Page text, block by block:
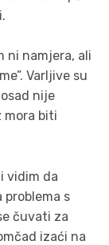
ni namjera, ali
Varljive su
nije
mora biti
vidim da
s
čuvati za
izaći na